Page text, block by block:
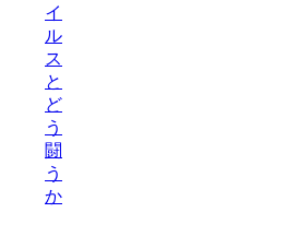
イ
ル
ス
と
ど
う
闘
う
か